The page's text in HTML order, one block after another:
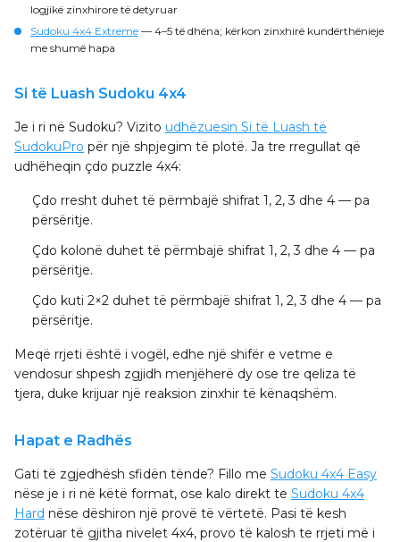
logjikë zinxhirore të detyruar
Sudoku 4x4 Extreme — 4–5 të dhëna; kërkon zinxhirë kundërthënieje
me shumë hapa
Si të Luash Sudoku 4x4
Je i ri në Sudoku? Vizito udhëzuesin Si të Luash të
SudokuPro për një shpjegim të plotë. Ja tre rregullat që
udhëheqin çdo puzzle 4x4:
Çdo rresht duhet të përmbajë shifrat 1, 2, 3 dhe 4 — pa
përsëritje.
Çdo kolonë duhet të përmbajë shifrat 1, 2, 3 dhe 4 — pa
përsëritje.
Çdo kuti 2×2 duhet të përmbajë shifrat 1, 2, 3 dhe 4 — pa
përsëritje.
Meqë rrjeti është i vogël, edhe një shifër e vetme e
vendosur shpesh zgjidh menjëherë dy ose tre qeliza të
tjera, duke krijuar një reaksion zinxhir të kënaqshëm.
Hapat e Radhës
Gati të zgjedhësh sfidën tënde? Fillo me Sudoku 4x4 Easy
nëse je i ri në këtë format, ose kalo direkt te Sudoku 4x4
Hard nëse dëshiron një provë të vërtetë. Pasi të kesh
zotëruar të gjitha nivelet 4x4, provo të kalosh te rrjeti më i